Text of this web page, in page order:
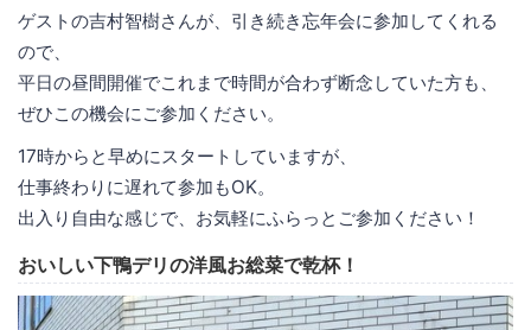
ゲストの吉村智樹さんが、引き続き忘年会に参加してくれる
ので、
平日の昼間開催でこれまで時間が合わず断念していた方も、
ぜひこの機会にご参加ください。
17時からと早めにスタートしていますが、
仕事終わりに遅れて参加もOK。
出入り自由な感じで、お気軽にふらっとご参加ください！
おいしい下鴨デリの洋風お総菜で乾杯！